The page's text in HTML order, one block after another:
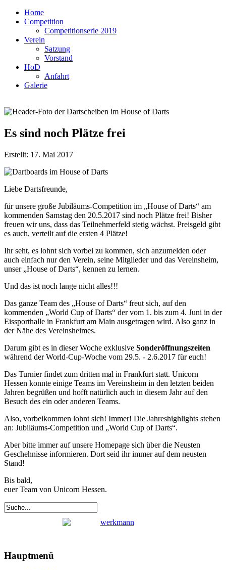
Home
Competition
Competitionserie 2019
Verein
Satzung
Vorstand
HoD
Anfahrt
Galerie
Es sind noch Plätze frei
Erstellt: 17. Mai 2017
Liebe Dartsfreunde,
für unsere große Jubiläums-Competition im „House of Darts“ am
kommenden Samstag den 20.5.2017 sind noch Plätze frei! Bisher
freuen wir uns, dass das Teilnehmerfeld stetig wächst. Preisgeld gibt
es auch, verteilt auf die ersten 4 Plätze!
Ihr seht, es lohnt sich vorbei zu kommen, sich anzumelden oder
auch einfach nur den Verein, seine Mitglieder und das Vereinsheim,
unser „House of Darts“, kennen zu lernen.
Und das ist noch lange nicht alles!!!
Das ganze Team des „House of Darts“ freut sich, auf den
kommenden „World Cup of Darts“ der vom 1. bis zum 4. Juni in der
Eissporthalle in Frankfurt am Main ausgetragen wird. Also ganz in
der Nähe des Vereinsheimes.
Darum gibt es in dieser Woche exklusive Sonderöffnungszeiten
während der World-Cup-Woche vom 29.5. - 2.6.2017 für euch!
Das Turnier findet zum dritten mal in Frankfurt statt. Unicorn
Hessen konnte einige Teams im Vereinsheim in den letzten beiden
Jahren begrüßen und hofft natürlich auch in diesem Jahr auf den
Besuch des ein oder anderen Teams.
Also, vorbeikommen lohnt sich! Immer! Die Jahreshighlights stehen
an: Jubiläums-Competition und „World Cup of Darts“.
Aber bitte immer auf unsere Homepage sich über die Neusten
Geschehnisse informieren. Dort seid ihr immer auf dem neusten
Stand!
Bis bald,
euer Team von Unicorn Hessen.
Hauptmenü